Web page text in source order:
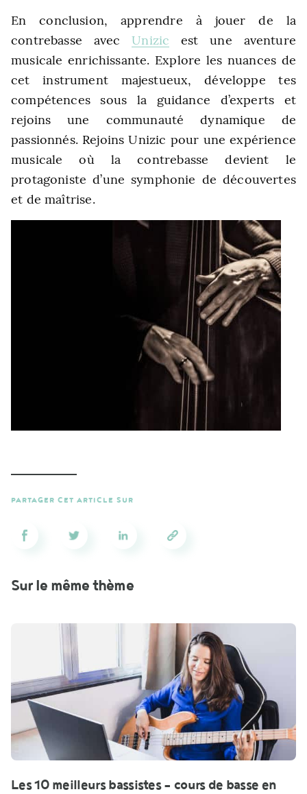
En conclusion, apprendre à jouer de la
contrebasse avecUnizic est une aventure
musicale enrichissante. Explore les nuances de
cet instrument majestueux, développe tes
compétences sous la guidance d’experts et
rejoins une communauté dynamique de
passionnés. Rejoins Unizic pour une expérience
musicale où la contrebasse devient le
protagoniste d’une symphonie de découvertes
et de maîtrise.
PARTAGER CET ARTICLE SUR
Sur le même thème
Les 10 meilleurs bassistes – cours de basse en